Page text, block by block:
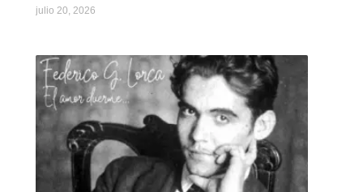
julio 20, 2026